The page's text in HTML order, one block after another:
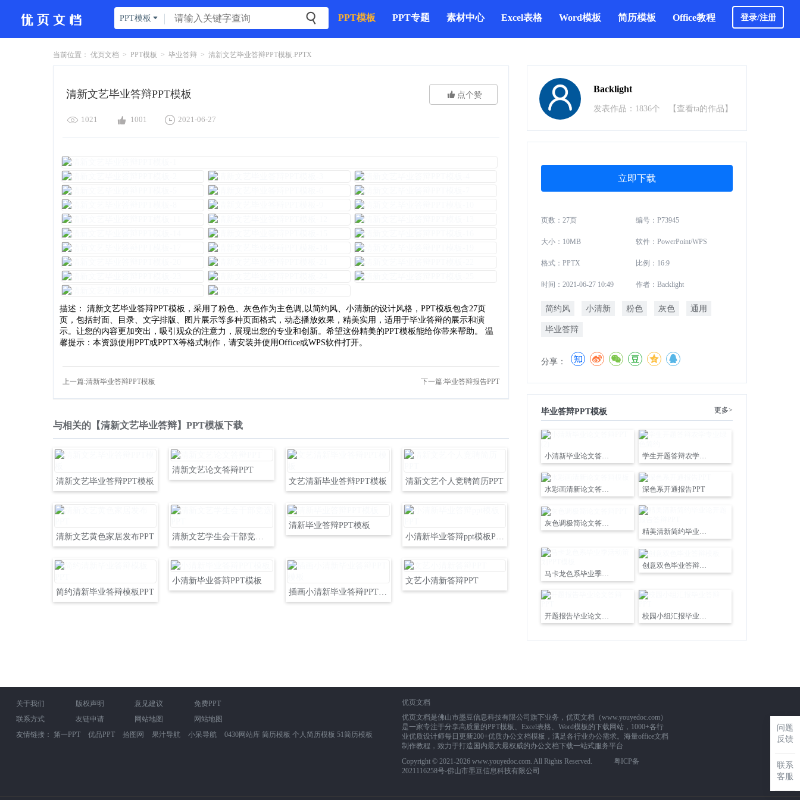
PPT模板   PPT模板 PPT专题 素材中心 Excel表格 Word模板 简历模板 Office教程 登录/注册
当前位置： 优页文档 > PPT模板 > 毕业答辩 > 清新文艺毕业答辩PPT模板.PPTX
清新文艺毕业答辩PPT模板  点个赞
 1021  1001  2021-06-27
描述： 清新文艺毕业答辩PPT模板，采用了粉色、灰色作为主色调,以简约风、小清新的设计风格，PPT模板包含27页
页，包括封面、目录、文字排版、图片展示等多种页面格式，动态播放效果，精美实用，适用于毕业答辩的展示和演
示。让您的内容更加突出，吸引观众的注意力，展现出您的专业和创新。希望这份精美的PPT模板能给你带来帮助。 温
馨提示：本资源使用PPT或PPTX等格式制作，请安装并使用Office或WPS软件打开。
上一篇:清新毕业答辩PPT模板 下一篇:毕业答辩报告PPT
与相关的【清新文艺毕业答辩】PPT模板下载
清新文艺毕业答辩PPT模板
清新文艺论文答辩PPT
文艺清新毕业答辩PPT模板
清新文艺个人竞聘简历PPT
清新文艺黄色家居发布PPT 清新文艺学生会干部竞选PPT
清新毕业答辩PPT模板
小清新毕业答辩ppt模板PPT
简约清新毕业答辩模板PPT
小清新毕业答辩PPT模板
插画小清新毕业答辩PPT模板
文艺小清新答辩PPT
Backlight
发表作品：1836个 【查看ta的作品】
立即下载
页数：27页 编号：P73945
大小：10MB 软件：PowerPoint/WPS
格式：PPTX 比例：16:9
时间：2021-06-27 10:49 作者：Backlight
简约风 小清新 粉色 灰色 通用
毕业答辩
分享：
毕业答辩PPT模板 更多>
小清新毕业论文答辩PPT (2) 学生开题答辩农学专业绿色简约
水彩画清新论文答辩模板 深色系开通报告PPT
精美清新简约毕业论开题报告答辩PPT
马卡龙色系毕业季活动策划PPT模板
开题报告毕业论文答辩PPT 校园小组汇报毕业答辩PPT
关于我们
联系方式
版权声明
友链申请
意见建议
网站地图
免费PPT
网站地图
友情链接： 第一PPT 优品PPT 拾图网 果汁导航 小呆导航 0430网站库 简历模板 个人简历模板 51简历模板
优页文档
优页文档是佛山市墨豆信息科技有限公司旗下业务，优页文档（www.youyedoc.com）
是一家专注于分享高质量的PPT模板、Excel表格、Word模板的下载网站，1000+各行
业优质设计师每日更新200+优质办公文档模板，满足各行业办公需求。海量office文档
制作教程，致力于打造国内最大最权威的办公文档下载一站式服务平台
Copyright © 2021-2026 www.youyedoc.com. All Rights Reserved. 粤ICP备
2021116258号-佛山市墨豆信息科技有限公司
问题
反馈
联系
客服